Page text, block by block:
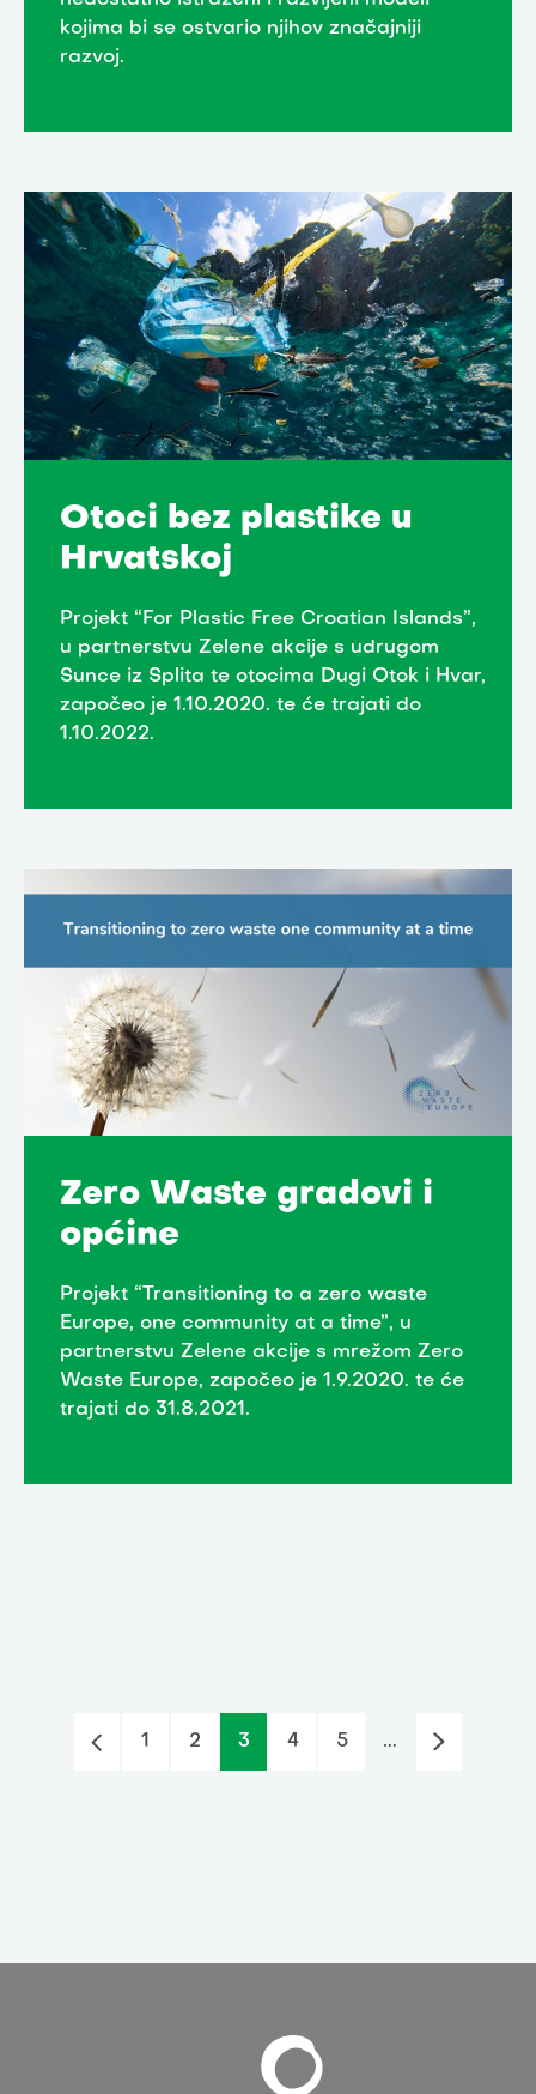
kojima bi se ostvario njihov značajniji
razvoj.
Otoci bez plastike u
Hrvatskoj
Projekt “For Plastic Free Croatian Islands”,
u partnerstvu Zelene akcije s udrugom
Sunce iz Splita te otocima Dugi Otok i Hvar,
započeo je 1.10.2020. te će trajati do
1.10.2022.
Zero Waste gradovi i
općine
Projekt “Transitioning to a zero waste
Europe, one community at a time”, u
partnerstvu Zelene akcije s mrežom Zero
Waste Europe, započeo je 1.9.2020. te će
trajati do 31.8.2021.
1 2 3 4 5 ...